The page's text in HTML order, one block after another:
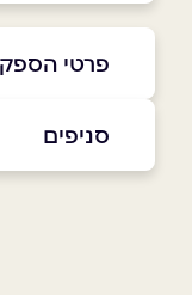
פרטי הספק
סניפים